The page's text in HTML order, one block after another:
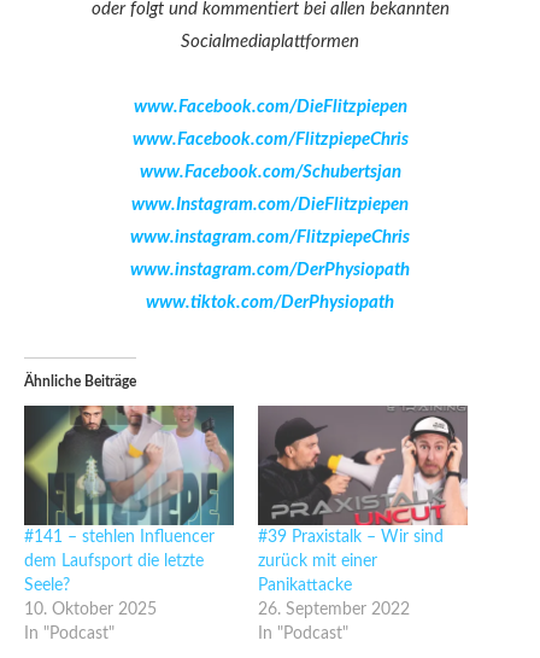
oder folgt und kommentiert bei allen bekannten
Socialmediaplattformen
www.Facebook.com/DieFlitzpiepen
www.Facebook.com/FlitzpiepeChris
www.Facebook.com/Schubertsjan
www.Instagram.com/DieFlitzpiepen
www.instagram.com/FlitzpiepeChris
www.instagram.com/DerPhysiopath
www.tiktok.com/DerPhysiopath
Ähnliche Beiträge
#141 – stehlen Influencer
dem Laufsport die letzte
Seele?
10. Oktober 2025
In "Podcast"
#39 Praxistalk – Wir sind
zurück mit einer
Panikattacke
26. September 2022
In "Podcast"